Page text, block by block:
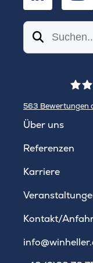
Suchen
563 Bewertungen
Über uns
Referenzen
Karriere
Kontakt/